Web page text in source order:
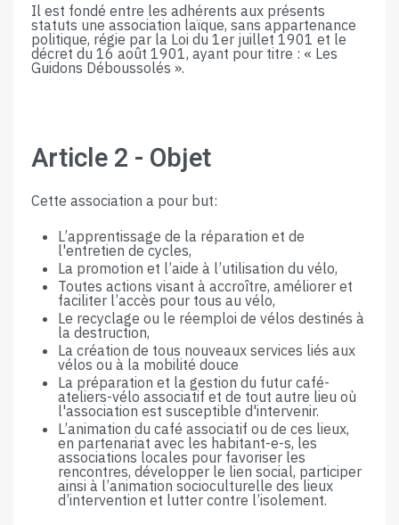
Il est fondé entre les adhérents aux présents
statuts une association laïque, sans appartenance
politique, régie par la Loi du 1er juillet 1901​ ​et​ ​le​ ​
décret​ ​du​ ​16​ ​août​ ​1901,​ ​ayant​ ​pour​ ​titre​ ​:​ ​« Les
Guidons Déboussolés »​.
Article​ ​2​ ​-​ ​Objet
Cette​ ​association​ ​a​ ​pour​ ​but:
L’apprentissage​ ​de​ ​la​ ​réparation​ ​et​ ​de​ ​
l'entretien​ ​de​ ​cycles,
La​ ​promotion​ ​et​ ​l’aide​ ​à​ ​l’utilisation​ ​du​ ​vélo​,
Toutes​ ​actions​ ​visant​ ​à​ ​accroître,​ ​améliorer​ ​et​ ​
faciliter​ ​l’accès​ ​pour​ ​tous​ ​au​ ​vélo,
Le​ ​recyclage​ ​ou​ ​le​ ​réemploi​ ​de​ ​vélos​ ​destinés​ ​à​ ​
la​ ​destruction,
La​ ​création​ ​de​ ​tous​ ​nouveaux​ ​services​ ​liés​ ​aux​ ​
vélos ou à la mobilité douce
La préparation et la gestion du futur café-
ateliers-vélo associatif et de tout autre lieu où
l'association est susceptible d'intervenir.
L’animation du café associatif ou de ces lieux,
en partenariat avec les habitant-e-s, les
associations locales pour favoriser les
rencontres, développer le lien social, participer
ainsi à l’animation socioculturelle des lieux
d’intervention et lutter contre l’isolement.